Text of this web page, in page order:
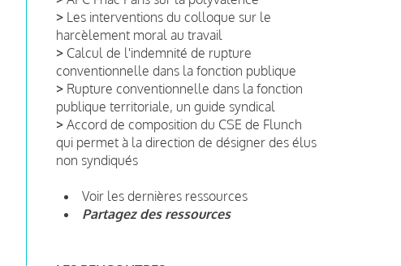
> Les interventions du colloque sur le
harcèlement moral au travail
> Calcul de l'indemnité de rupture
conventionnelle dans la fonction publique
> Rupture conventionnelle dans la fonction
publique territoriale, un guide syndical
> Accord de composition du CSE de Flunch
qui permet à la direction de désigner des élus
non syndiqués
Voir les dernières ressources
Partagez des ressources